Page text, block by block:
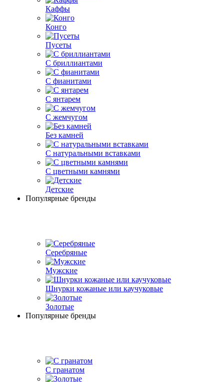
Каффы
Конго
Пусеты
С бриллиантами
С фианитами
С янтарем
С жемчугом
Без камней
С натуральными вставками
С цветными камнями
Детские
Популярные бренды
Серебряные
Мужские
Шнурки кожаные или каучуковые
Золотые
Популярные бренды
С гранатом